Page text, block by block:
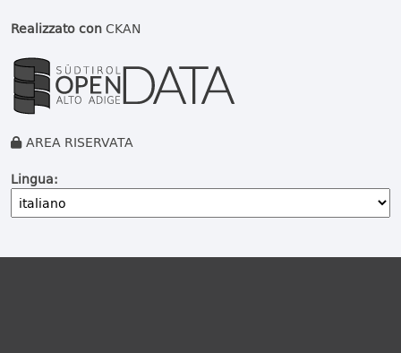
Realizzato conCKAN
AREA RISERVATA
Lingua